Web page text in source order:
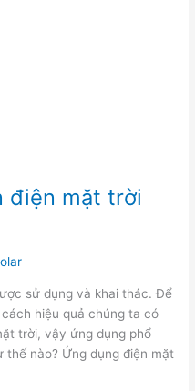
điện mặt trời
sử dụng và khai thác. Để
hiệu quả chúng ta có
trời, vậy ứng dụng phổ
thế nào? Ứng dụng điện mặt